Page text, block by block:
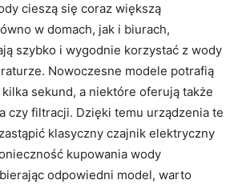
cieszą się coraz większą
w domach, jak i biurach,
szybko i wygodnie korzystać z wody
Nowoczesne modele potrafią
sekund, a niektóre oferują także
czy filtracji. Dzięki temu urządzenia te
klasyczny czajnik elektryczny
kupowania wody
odpowiedni model, warto